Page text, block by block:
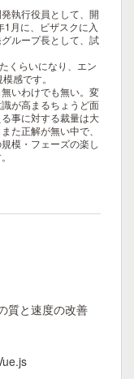
執行役員として、開
月に、ビザスクに入
ループ長として、試
くらいになり、エン
感です。
いわけでも無い。変
が高まるちょうど面
事に対する裁量は大
た正解が無い中で、
模・フェーズの楽し
質と速度の改善